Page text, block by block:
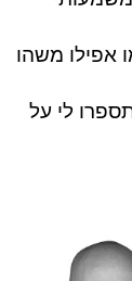
אפילו משהו
לי על